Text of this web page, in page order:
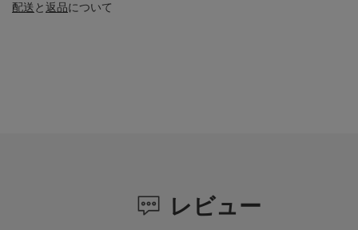
配送と返品について
レビュー